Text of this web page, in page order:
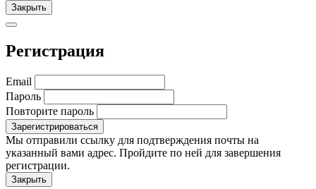
Закрыть
Регистрация
Email
Пароль
Повторите пароль
Мы отправили ссылку для подтверждения почты на
указанный вами адрес. Пройдите по ней для завершения
регистрации.
Закрыть